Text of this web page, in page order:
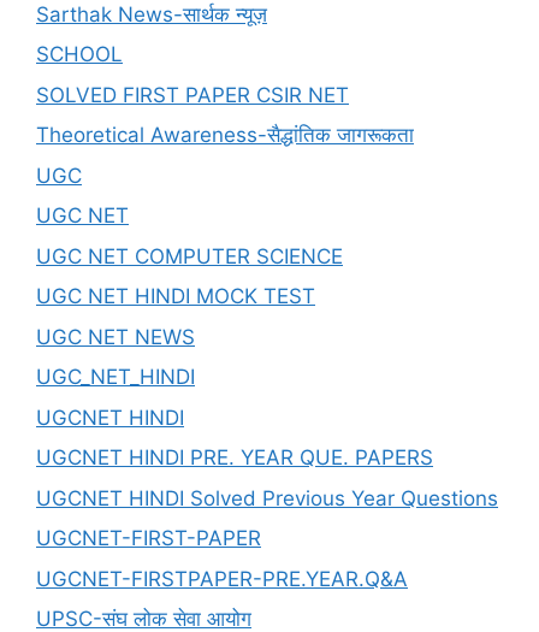
Sarthak News-सार्थक न्यूज़
SCHOOL
SOLVED FIRST PAPER CSIR NET
Theoretical Awareness-सैद्धांतिक जागरूकता
UGC
UGC NET
UGC NET COMPUTER SCIENCE
UGC NET HINDI MOCK TEST
UGC NET NEWS
UGC_NET_HINDI
UGCNET HINDI
UGCNET HINDI PRE. YEAR QUE. PAPERS
UGCNET HINDI Solved Previous Year Questions
UGCNET-FIRST-PAPER
UGCNET-FIRSTPAPER-PRE.YEAR.Q&A
UPSC-संघ लोक सेवा आयोग